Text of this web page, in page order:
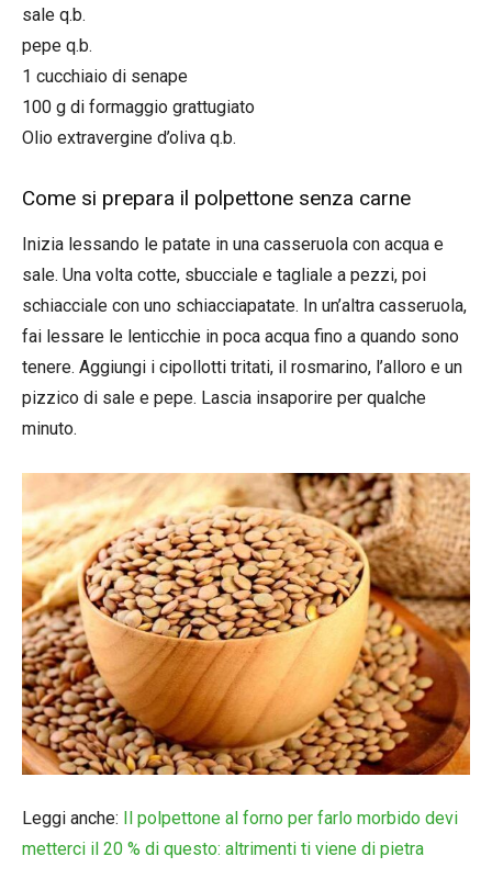
sale q.b.
pepe q.b.
1 cucchiaio di senape
100 g di formaggio grattugiato
Olio extravergine d’oliva q.b.
Come si prepara il polpettone senza carne
Inizia lessando le patate in una casseruola con acqua e
sale. Una volta cotte, sbucciale e tagliale a pezzi, poi
schiacciale con uno schiacciapatate. In un’altra casseruola,
fai lessare le lenticchie in poca acqua fino a quando sono
tenere. Aggiungi i cipollotti tritati, il rosmarino, l’alloro e un
pizzico di sale e pepe. Lascia insaporire per qualche
minuto.
Leggi anche:
Il polpettone al forno per farlo morbido devi
metterci il 20 % di questo: altrimenti ti viene di pietra